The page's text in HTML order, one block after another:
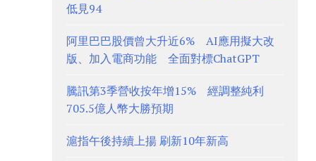
低見94
阿里巴巴股價曾大升近6% AI應用擬大改
版、加入電商功能 全面對標ChatGPT
騰訊第3季營收按年增15% 經調整純利
705.5億人幣大勝預期
滬指午後持續上揚 刷新10年新高